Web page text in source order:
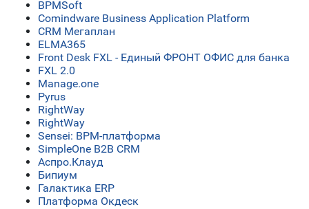
BPMSoft
Comindware Business Application Platform
CRM Мегаплан
ELMA365
Front Desk FXL - Единый ФРОНТ ОФИС для банка
FXL 2.0
Manage.one
Pyrus
RightWay
RightWay
Sensei: BPM-платформа
SimpleOne B2B CRM
Аспро.Клауд
Бипиум
Галактика ERP
Платформа Окдеск